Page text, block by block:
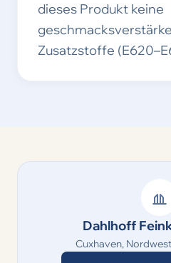
dieses Produkt keine
Zusatzstoffe
Dahlhoff
Cuxhaven,